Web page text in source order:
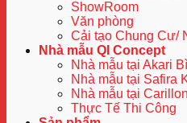
ShowRoom
Văn phòng
Cải tạo Chung Cư/
Nhà mẫu QI Concept
Nhà mẫu tại Akari
Nhà mẫu tại Safira
Nhà mẫu tại
Thực Tế Thi Công